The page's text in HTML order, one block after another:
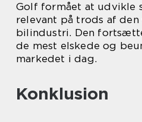
Golf formået at udvikle
relevant på trods af
bilindustri. Den
de mest elskede og
markedet i dag.
Konklusion